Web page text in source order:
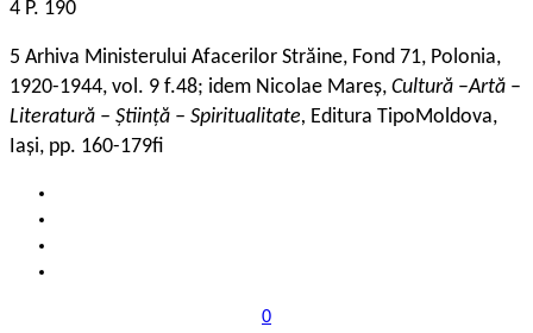
4 P. 190
5 Arhiva Ministerului Afacerilor Străine, Fond 71, Polonia,
1920-1944, vol. 9 f.48; idem Nicolae Mareș, Cultură –Artă –
Literatură – Știință – Spiritualitate, Editura TipoMoldova,
Iași, pp. 160-179fi
0